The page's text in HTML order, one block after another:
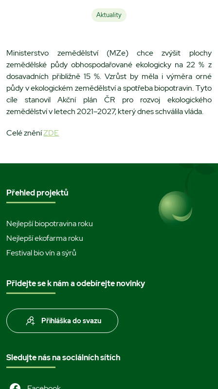
Aktuality
Ministerstvo zemědělství (MZe) chce zvýšit plochy
zemědělské půdy obhospodařované ekologicky na 22 % z
dosavadních přibližně 15 %. Vzrůst by měla i výměra orné
půdy v ekologickém zemědělství a spotřeba biopotravin. Tyto
cíle stanovil Akční plán ČR pro rozvoj ekologického
zemědělství v letech 2021–2027, který dnes schválila vláda.
Celé zněníZDE
Přehled projektů
Nejlepší biopotravina roku
Nejlepší ekofarma roku
Festival bio vín a sýrů
Přidejte se k nám a odebírejte novinky
Přihláška do svazu
Sledujte nás na sociálních sítích